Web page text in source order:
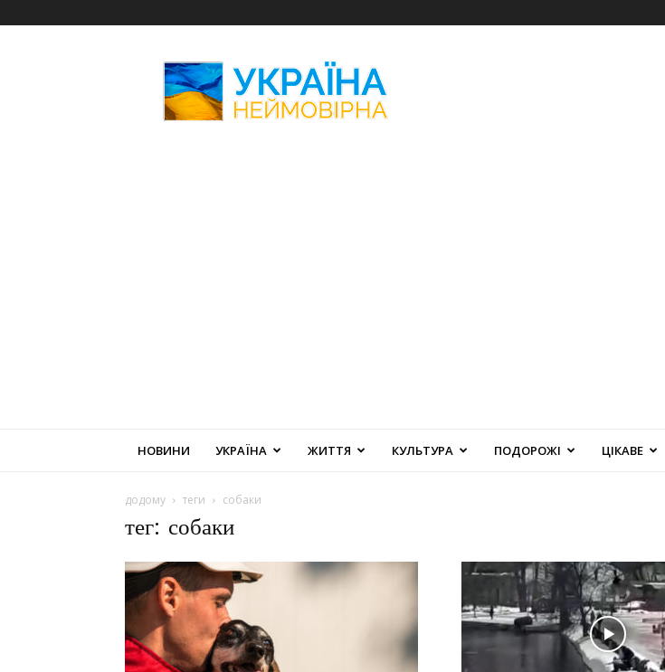
Неймовірна
НОВИНИ УКРАЇНА ЖИТТЯ КУЛЬТУРА ПОДОРОЖІ ЦІКАВЕ
додому теги собаки
тег: собаки